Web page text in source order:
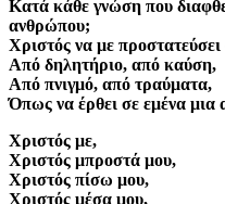
Κατά κάθε γνώση που
ανθρώπου;
Χριστός να με
Από δηλητήριο, από καύση,
Από πνιγμό, από τραύματα,
Όπως να έρθει σε εμένα μια
Χριστός με,
Χριστός μπροστά μου,
Χριστός πίσω μου,
Χριστός μέσα μου,